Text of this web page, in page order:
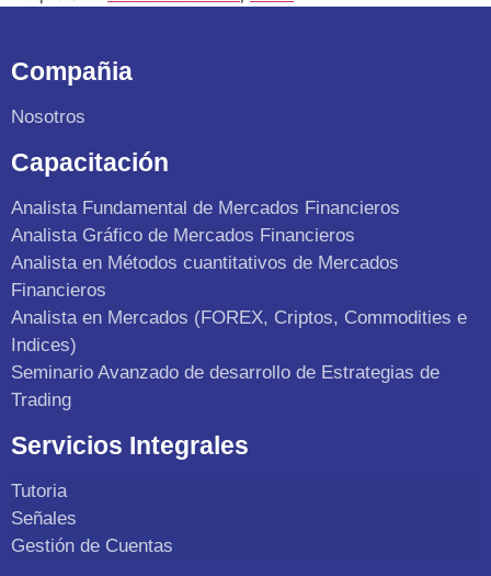
Compañia
Nosotros
Capacitación
Analista Fundamental de Mercados Financieros
Analista Gráfico de Mercados Financieros
Analista en Métodos cuantitativos de Mercados
Financieros
Analista en Mercados (FOREX, Criptos, Commodities e
Indices)
Seminario Avanzado de desarrollo de Estrategias de
Trading
Servicios Integrales
Tutoria
Señales
Gestión de Cuentas